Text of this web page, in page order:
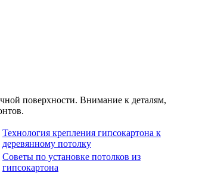
поверхности. Внимание к деталям,
Технология крепления гипсокартона к
деревянному потолку
Советы по установке потолков из
гипсокартона